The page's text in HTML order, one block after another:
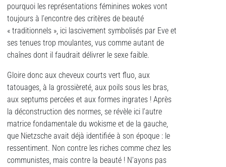
pourquoi les représentations féminines wokes vont
toujours à l’encontre des critères de beauté
« traditionnels », ici lascivement symbolisés par Eve et
ses tenues trop moulantes, vus comme autant de
chaînes dont il faudrait délivrer le sexe faible.
Gloire donc aux cheveux courts vert fluo, aux
tatouages, à la grossièreté, aux poils sous les bras,
aux septums percées et aux formes ingrates ! Après
la déconstruction des normes, se révèle ici l’autre
matrice fondamentale du wokisme et de la gauche,
que Nietzsche avait déjà identifiée à son époque : le
ressentiment. Non contre les riches comme chez les
communistes, mais contre la beauté ! N’ayons pas